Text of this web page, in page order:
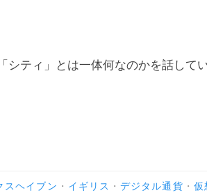
シティ」とは一体何なのかを話して
スヘイブン ・ イギリス ・デジタル通貨 ・ 仮